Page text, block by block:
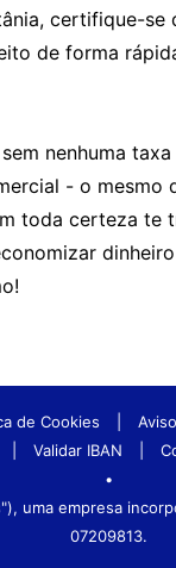
certifique-se
de forma
nenhuma
- o mesmo
toda certeza te
de Cookies
Validar IBAN
•
uma empresa
07209813.